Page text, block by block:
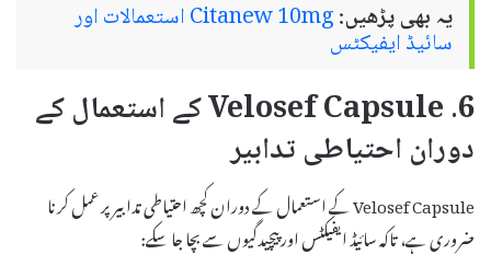
یہ بھی پڑھیں: Citanew 10mg استعمالات اور
سائیڈ ایفیکٹس
6. Velosef Capsule کے استعمال کے
دوران احتیاطی تدابیر
Velosef Capsule کے استعمال کے دوران کچھ احتیاطی تدابیر پر عمل کرنا
ضروری ہے، تاکہ سائیڈ ایفیکٹس اور پیچیدگیوں سے بچا جا سکے: